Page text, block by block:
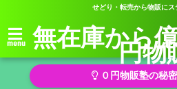
せどり・転売から物販にス
menu 無在庫から
円物
０円物販塾の秘